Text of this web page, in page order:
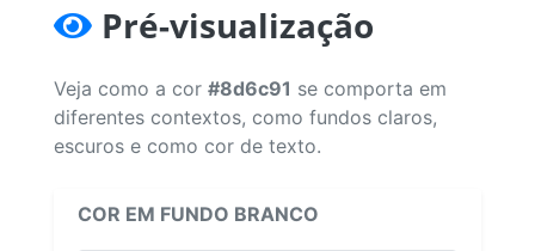
Pré-visualização
Veja como a cor #8d6c91 se comporta em
diferentes contextos, como fundos claros,
escuros e como cor de texto.
COR EM FUNDO BRANCO